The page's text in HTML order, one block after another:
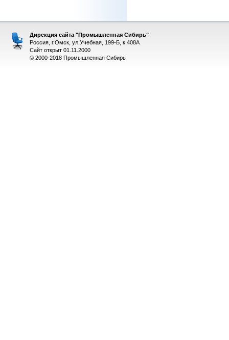
Дирекция сайта "Промышленная Сибирь"
Россия, г.Омск, ул.Учебная, 199-Б, к.408А
Сайт открыт 01.11.2000
© 2000-2018 Промышленная Сибирь